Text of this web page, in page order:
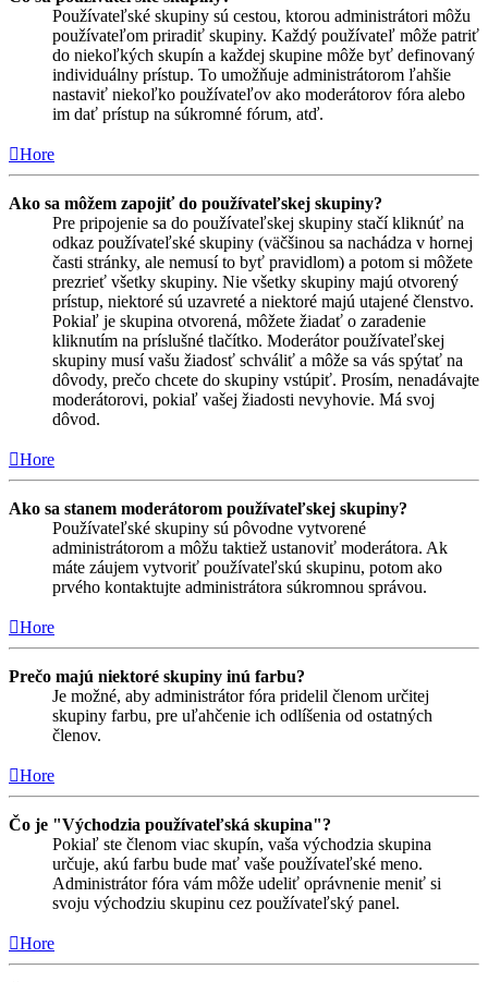
Používateľské skupiny sú cestou, ktorou administrátori môžu
používateľom priradiť skupiny. Každý používateľ môže patriť
do niekoľkých skupín a každej skupine môže byť definovaný
individuálny prístup. To umožňuje administrátorom ľahšie
nastaviť niekoľko používateľov ako moderátorov fóra alebo
im dať prístup na súkromné fórum, atď.
Hore
Ako sa môžem zapojiť do používateľskej skupiny?
Pre pripojenie sa do používateľskej skupiny stačí kliknúť na
odkaz používateľské skupiny (väčšinou sa nachádza v hornej
časti stránky, ale nemusí to byť pravidlom) a potom si môžete
prezrieť všetky skupiny. Nie všetky skupiny majú otvorený
prístup, niektoré sú uzavreté a niektoré majú utajené členstvo.
Pokiaľ je skupina otvorená, môžete žiadať o zaradenie
kliknutím na príslušné tlačítko. Moderátor používateľskej
skupiny musí vašu žiadosť schváliť a môže sa vás spýtať na
dôvody, prečo chcete do skupiny vstúpiť. Prosím, nenadávajte
moderátorovi, pokiaľ vašej žiadosti nevyhovie. Má svoj
dôvod.
Hore
Ako sa stanem moderátorom používateľskej skupiny?
Používateľské skupiny sú pôvodne vytvorené
administrátorom a môžu taktiež ustanoviť moderátora. Ak
máte záujem vytvoriť používateľskú skupinu, potom ako
prvého kontaktujte administrátora súkromnou správou.
Hore
Prečo majú niektoré skupiny inú farbu?
Je možné, aby administrátor fóra pridelil členom určitej
skupiny farbu, pre uľahčenie ich odlíšenia od ostatných
členov.
Hore
Čo je "Východzia používateľská skupina"?
Pokiaľ ste členom viac skupín, vaša východzia skupina
určuje, akú farbu bude mať vaše používateľské meno.
Administrátor fóra vám môže udeliť oprávnenie meniť si
svoju východziu skupinu cez používateľský panel.
Hore